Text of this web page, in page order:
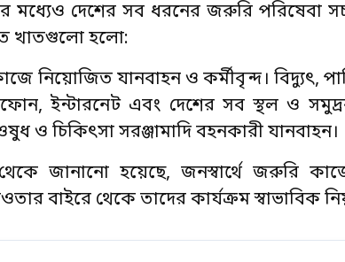
মধ্যেও দেশের সব ধরনের জরুরি
খাতগুলো হলো:
নিয়োজিত যানবাহন ও কর্মীবৃন্দ। বিদ্যুৎ,
ইন্টারনেট এবং দেশের সব স্থল ও
ও চিকিৎসা সরঞ্জামাদি বহনকারী যানবাহন।
জানানো হয়েছে, জনস্বার্থে জরুরি
বাইরে থেকে তাদের কার্যক্রম স্বাভাবিক